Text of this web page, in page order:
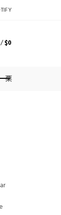
/$0